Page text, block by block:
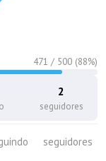
471 / 500 (88%)
2
seguidores
seguidores